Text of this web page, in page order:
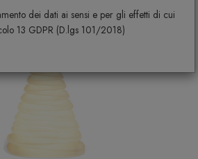
dei dati ai sensi e per gli effetti di cui
13 GDPR (D.lgs 101/2018)